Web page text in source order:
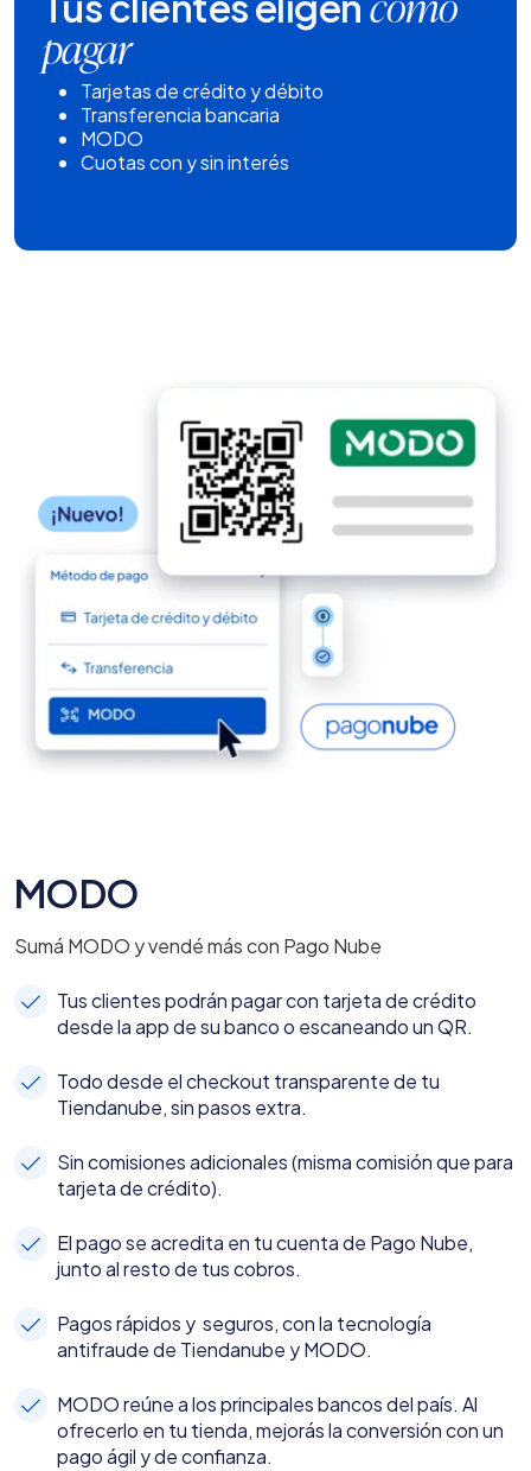
cómo
pagar
Tarjetas de crédito y débito
Transferencia bancaria
MODO
Cuotas con y sin interés
MODO
Sumá MODO y vendé más con Pago Nube
Tus clientes podrán pagar con tarjeta de crédito
desde la app de su banco o escaneando un QR.
Todo desde el checkout transparente de tu
Tiendanube, sin pasos extra.
Sin comisiones adicionales (misma comisión que para
tarjeta de crédito).
El pago se acredita en tu cuenta de Pago Nube,
junto al resto de tus cobros.
Pagos rápidos y seguros, con la tecnología
antifraude de Tiendanube y MODO.
MODO reúne a los principales bancos del país. Al
ofrecerlo en tu tienda, mejorás la conversión con un
pago ágil y de confianza.